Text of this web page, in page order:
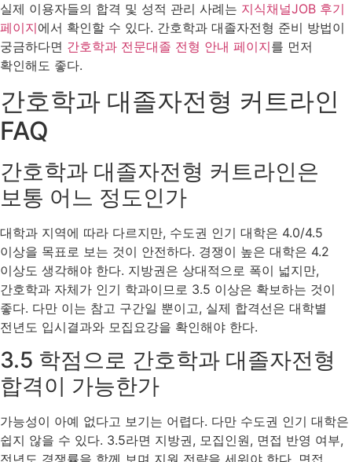
실제 이용자들의 합격 및 성적 관리 사례는 지식채널JOB 후기
페이지에서 확인할 수 있다. 간호학과 대졸자전형 준비 방법이
궁금하다면 간호학과 전문대졸 전형 안내 페이지를 먼저
확인해도 좋다.
간호학과 대졸자전형 커트라인
FAQ
간호학과 대졸자전형 커트라인은
보통 어느 정도인가
대학과 지역에 따라 다르지만, 수도권 인기 대학은 4.0/4.5
이상을 목표로 보는 것이 안전하다. 경쟁이 높은 대학은 4.2
이상도 생각해야 한다. 지방권은 상대적으로 폭이 넓지만,
간호학과 자체가 인기 학과이므로 3.5 이상은 확보하는 것이
좋다. 다만 이는 참고 구간일 뿐이고, 실제 합격선은 대학별
전년도 입시결과와 모집요강을 확인해야 한다.
3.5 학점으로 간호학과 대졸자전형
합격이 가능한가
가능성이 아예 없다고 보기는 어렵다. 다만 수도권 인기 대학은
쉽지 않을 수 있다. 3.5라면 지방권, 모집인원, 면접 반영 여부,